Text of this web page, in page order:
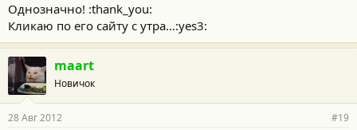
Однозначно! :thank_you:
Кликаю по его сайту с утра...:yes3:
maart
Новичок
28 Авг 2012 #19